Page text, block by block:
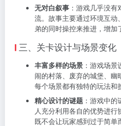
无对白叙事 ：游戏几乎没
流。故事主要通过环境互
弟的同时操控来推进，增加
三、关卡设计与场景变化
丰富多样的场景 ：游戏场
闹的村落、废弃的城堡、幽
每个场景都有独特的玩法和
精心设计的谜题 ：游戏中
人充分利用各自的优势进行
既不会让玩家感到过于简